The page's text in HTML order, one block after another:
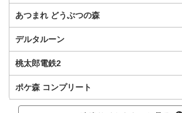
あつまれ どうぶつの森
デルタルーン
桃太郎電鉄2
ポケ森 コンプリート